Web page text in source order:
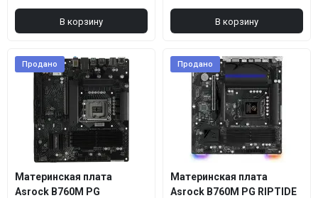
В корзину В корзину
Продано
Материнская плата
Asrock B760M PG
Продано
Материнская плата
Asrock B760M PG RIPTIDE